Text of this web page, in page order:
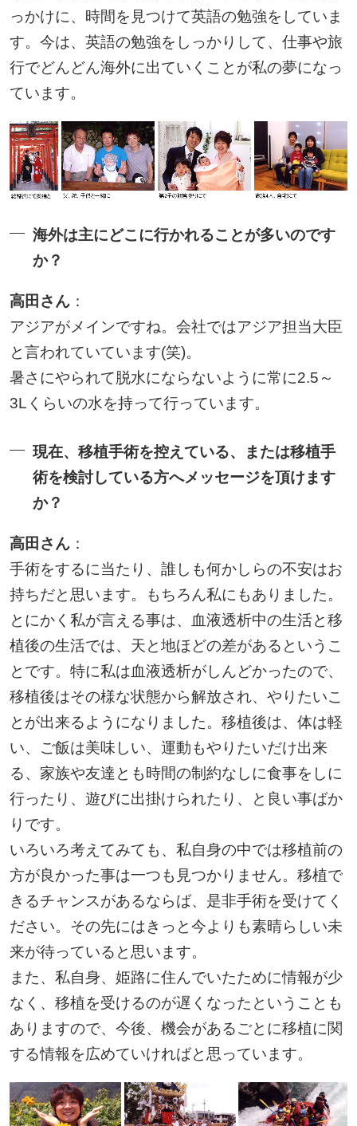
っかけに、時間を見つけて英語の勉強をしていま
す。今は、英語の勉強をしっかりして、仕事や旅
行でどんどん海外に出ていくことが私の夢になっ
ています。
海外は主にどこに行かれることが多いのです
か？
高田さん：
アジアがメインですね。会社ではアジア担当大臣
と言われていています(笑)。
暑さにやられて脱水にならないように常に2.5～
3Lくらいの水を持って行っています。
現在、移植手術を控えている、または移植手
術を検討している方へメッセージを頂けます
か？
高田さん：
手術をするに当たり、誰しも何かしらの不安はお
持ちだと思います。もちろん私にもありました。
とにかく私が言える事は、血液透析中の生活と移
植後の生活では、天と地ほどの差があるというこ
とです。特に私は血液透析がしんどかったので、
移植後はその様な状態から解放され、やりたいこ
とが出来るようになりました。移植後は、体は軽
い、ご飯は美味しい、運動もやりたいだけ出来
る、家族や友達とも時間の制約なしに食事をしに
行ったり、遊びに出掛けられたり、と良い事ばか
りです。
いろいろ考えてみても、私自身の中では移植前の
方が良かった事は一つも見つかりません。移植で
きるチャンスがあるならば、是非手術を受けてく
ださい。その先にはきっと今よりも素晴らしい未
来が待っていると思います。
また、私自身、姫路に住んでいたために情報が少
なく、移植を受けるのが遅くなったということも
ありますので、今後、機会があるごとに移植に関
する情報を広めていければと思っています。